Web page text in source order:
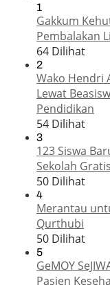
1
Gakkum
Pembalakan
64 Dilihat
2
Wako Hendri
Lewat
Pendidikan
54 Dilihat
3
123 Siswa
Sekolah
50 Dilihat
4
Merantau
Qurthubi
50 Dilihat
5
GeMOY
Pasien